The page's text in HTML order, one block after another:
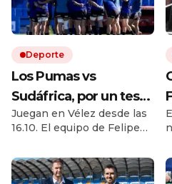
Deporte
Los Pumas vs
Sudáfrica, por un test
match EN VIVO: a qué
hora juegan,
formaciones y cómo
ver el partido
Juegan en Vélez desde las
16.10. El equipo de Felipe
cuatro debutantes. Por
ESPN y Disney +